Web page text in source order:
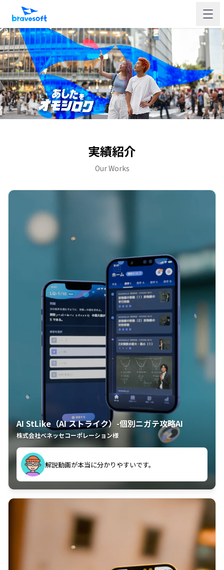
実績紹介
Our Works
AI StLike（AI ストライク）-個別ニガテ攻略AI
株式会社ベネッセコーポレーション様
古文漢文を主に使わせていただいているが、復習する
のに非常に役立っている。
解説動画が本当に分かりやすいです。